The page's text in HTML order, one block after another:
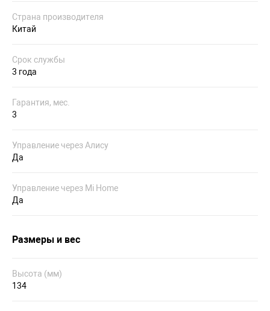
Страна производителя
Китай
Срок службы
3 года
Гарантия, мес.
3
Управление через Алису
Да
Управление через Mi Home
Да
Размеры и вес
Высота (мм)
134